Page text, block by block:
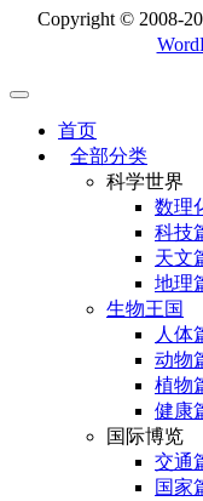
Copyright © 2008-
首页
全部分类
科学世界
数理
科技
天文
地理
生物王国
人体
动物
植物
健康
国际博览
交通
国家